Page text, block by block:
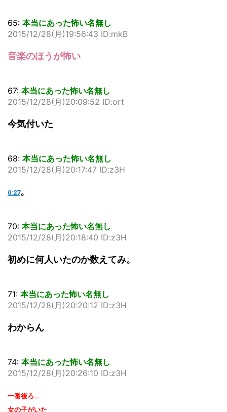
65: 本当にあった怖い名無し
2015/12/28(月)19:56:43 ID:mkB
音楽のほうが怖い
67: 本当にあった怖い名無し
2015/12/28(月)20:09:52 ID:ort
今気付いた
68: 本当にあった怖い名無し
2015/12/28(月)20:17:47 ID:z3H
0:27。
70: 本当にあった怖い名無し
2015/12/28(月)20:18:40 ID:z3H
初めに何人いたのか数えてみ。
71: 本当にあった怖い名無し
2015/12/28(月)20:20:12 ID:z3H
わからん
74: 本当にあった怖い名無し
2015/12/28(月)20:26:10 ID:z3H
一番後ろ…
女の子がいた